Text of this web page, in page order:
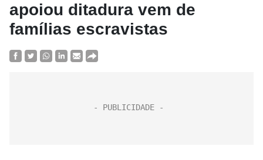
apoiou ditadura vem de
famílias escravistas